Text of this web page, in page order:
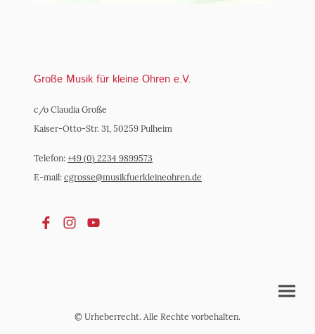
Große Musik für kleine Ohren e.V.
c/o Claudia Große
Kaiser-Otto-Str. 31, 50259 Pulheim
Telefon: +49 (0) 2234 9899573
E-mail: cgrosse@musikfuerkleineohren.de
© Urheberrecht. Alle Rechte vorbehalten.